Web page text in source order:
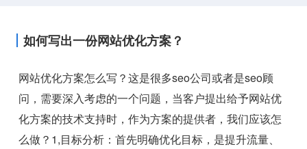
如何写出一份网站优化方案？
网站优化方案怎么写？这是很多seo公司或者是seo顾
问，需要深入考虑的一个问题，当客户提出给予网站优
化方案的技术支持时，作为方案的提供者，我们应该怎
么做？1,目标分析：首先明确优化目标，是提升流量、